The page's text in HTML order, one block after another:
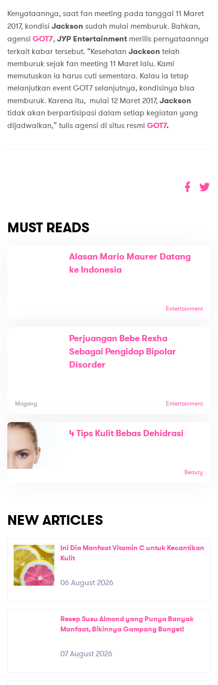
Kenyataannya, saat fan meeting pada tanggal 11 Maret
2017, kondisi Jackson sudah mulai memburuk. Bahkan,
agensi GOT7,JYP Entertainment merilis pernyataannya
terkait kabar tersebut. “Kesehatan Jackson telah
memburuk sejak fan meeting 11 Maret lalu. Kami
memutuskan ia harus cuti sementara. Kalau ia tetap
melanjutkan event GOT7 selanjutnya, kondisinya bisa
memburuk. Karena itu, mulai 12 Maret 2017,Jackson
tidak akan berpartisipasi dalam setiap kegiatan yang
dijadwalkan,” tulis agensi di situs resmi GOT7.
MUST READS
Alasan Mario Maurer Datang
ke Indonesia
Entertainment
Perjuangan Bebe Rexha
Sebagai Pengidap Bipolar
Disorder
Magang Entertainment
4 Tips Kulit Bebas Dehidrasi
Beauty
NEW ARTICLES
Ini Dia Manfaat Vitamin C untuk Kecantikan
Kulit
06 August 2026
Resep Susu Almond yang Punya Banyak
Manfaat, Bikinnya Gampang Banget!
07 August 2026